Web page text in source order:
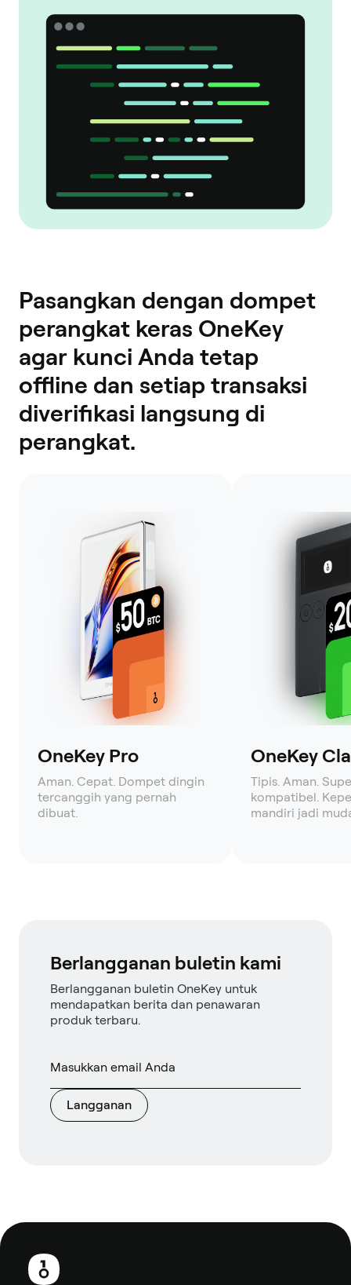
Pasangkan dengan dompet
perangkat keras OneKey
agar kunci Anda tetap
offline dan setiap transaksi
diverifikasi langsung di
perangkat.
OneKey Pro
Aman. Cepat. Dompet dingin
tercanggih yang pernah
dibuat.
OneKey
Tipis. Aman.
kompatibel.
mandiri jadi
Berlangganan buletin kami
Berlangganan buletin OneKey untuk
mendapatkan berita dan penawaran
produk terbaru.
Langganan
Catatan
kaki